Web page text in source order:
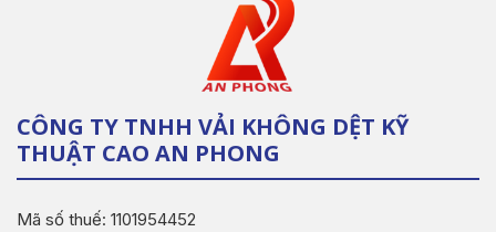
CÔNG TY TNHH VẢI KHÔNG DỆT KỸ
THUẬT CAO AN PHONG
Mã số thuế: 1101954452